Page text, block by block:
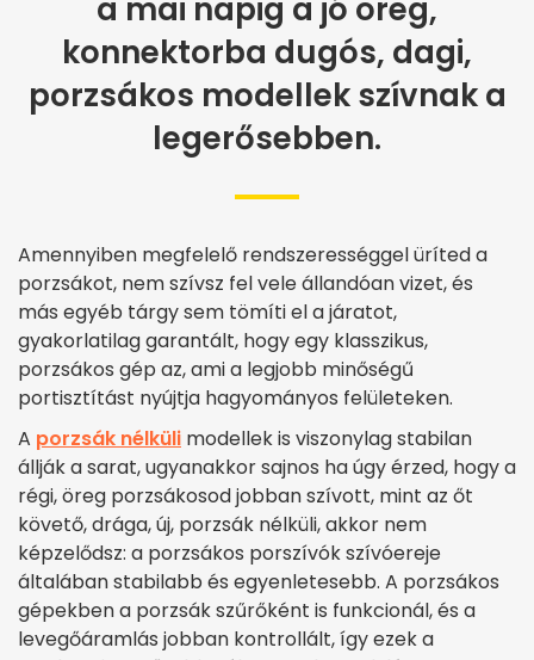
a mai napig a jó öreg,
konnektorba dugós, dagi,
porzsákos modellek szívnak a
legerősebben.
Amennyiben megfelelő rendszerességgel üríted a
porzsákot, nem szívsz fel vele állandóan vizet, és
más egyéb tárgy sem tömíti el a járatot,
gyakorlatilag garantált, hogy egy klasszikus,
porzsákos gép az, ami a legjobb minőségű
portisztítást nyújtja hagyományos felületeken.
A porzsák nélküli modellek is viszonylag stabilan
állják a sarat, ugyanakkor sajnos ha úgy érzed, hogy a
régi, öreg porzsákosod jobban szívott, mint az őt
követő, drága, új, porzsák nélküli, akkor nem
képzelődsz: a porzsákos porszívók szívóereje
általában stabilabb és egyenletesebb. A porzsákos
gépekben a porzsák szűrőként is funkcionál, és a
levegőáramlás jobban kontrollált, így ezek a